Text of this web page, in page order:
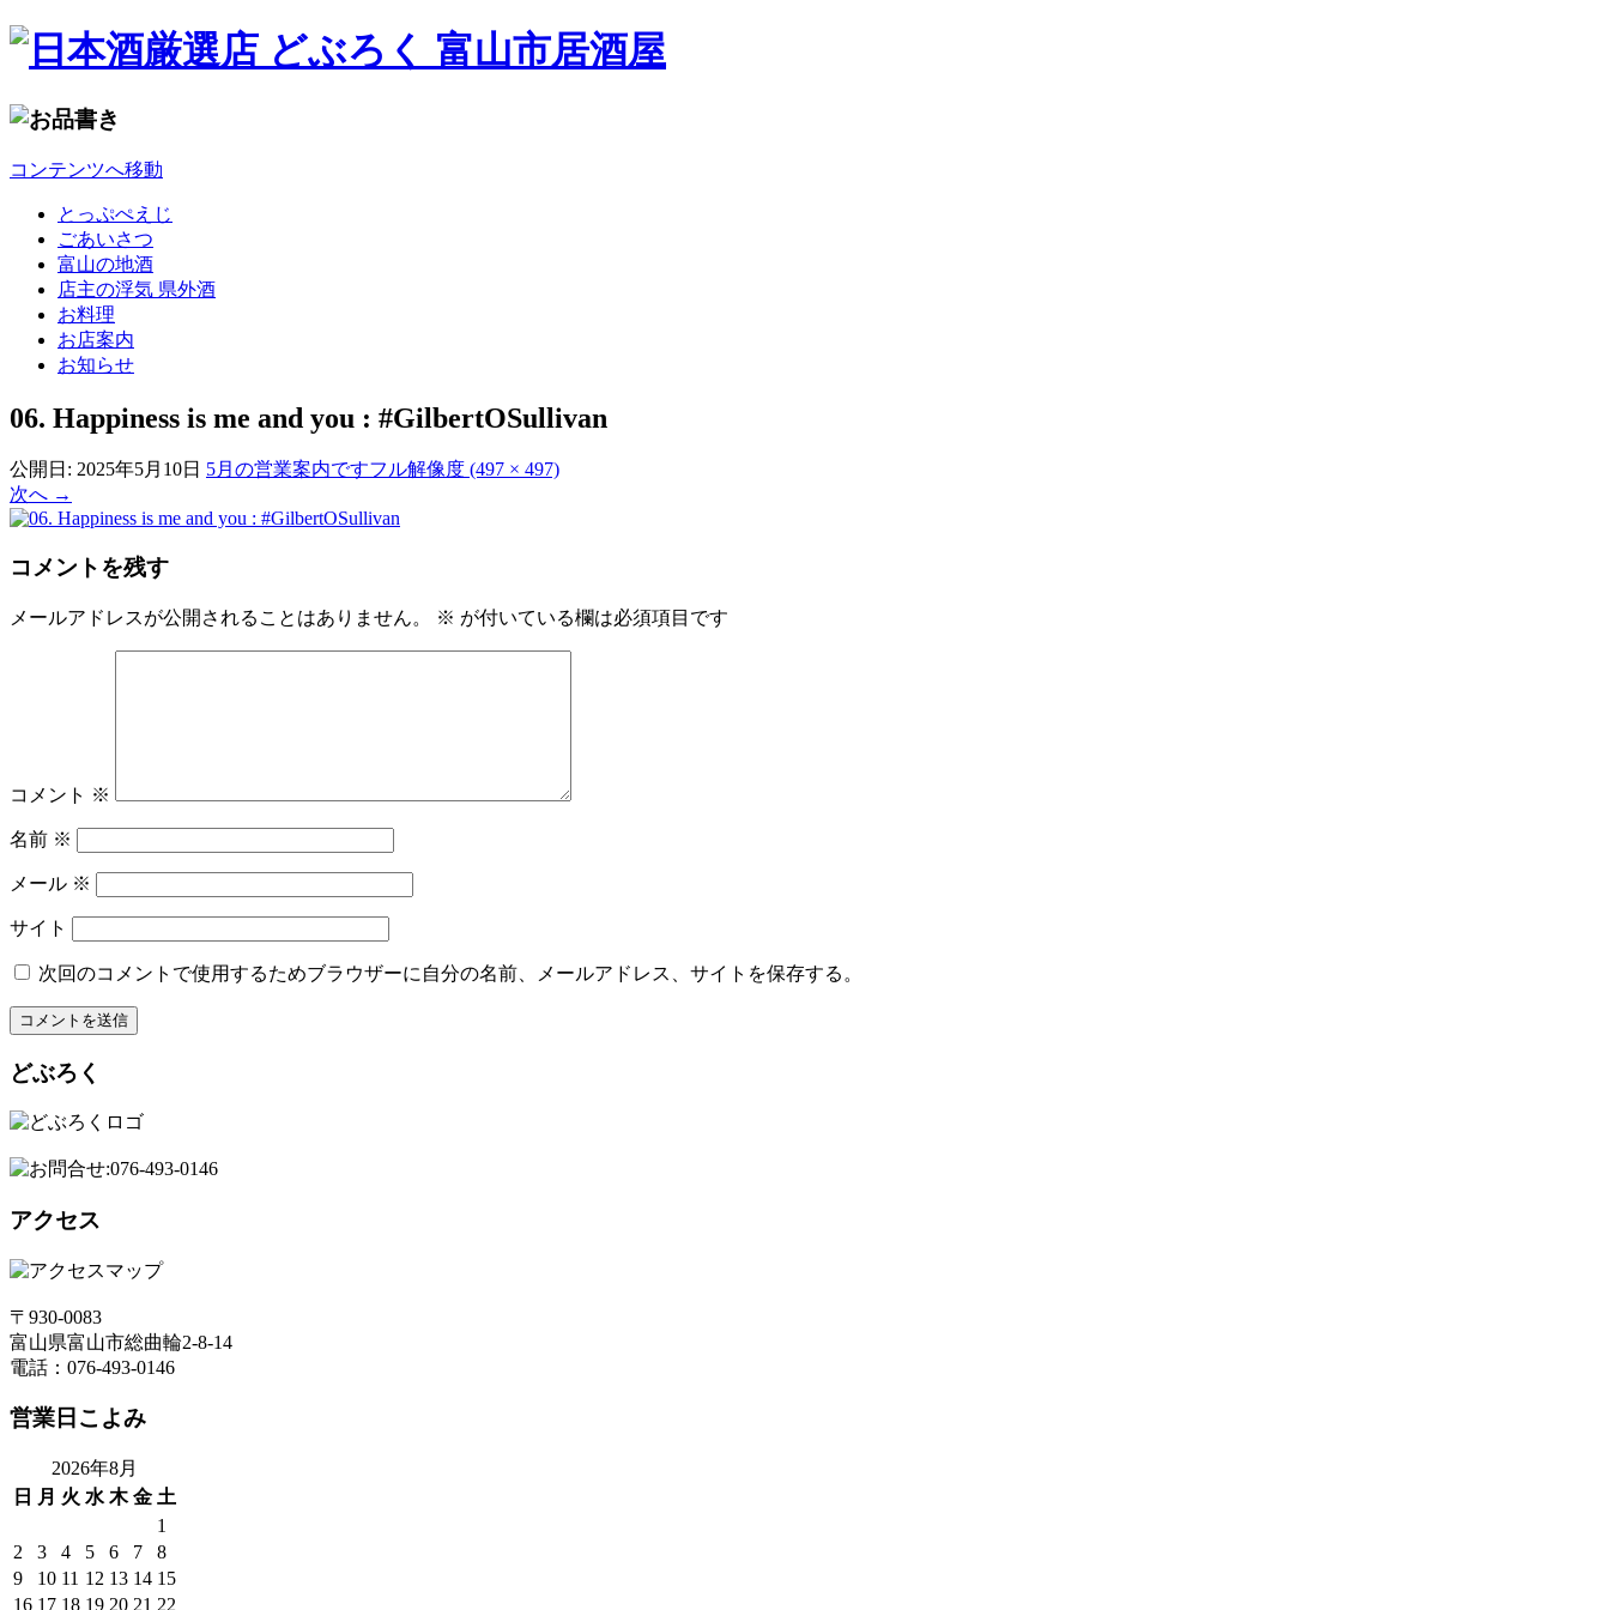
コンテンツへ移動
とっぷぺえじ
ごあいさつ
富山の地酒
店主の浮気 県外酒
お料理
お店案内
お知らせ
06. Happiness is me and you : #GilbertOSullivan
公開日: 2025年5月10日 5月の営業案内ですフル解像度 (497 × 497)
次へ →
コメントを残す
メールアドレスが公開されることはありません。 ※ が付いている欄は必須項目です
コメント ※
名前 ※
メール ※
サイト
次回のコメントで使用するためブラウザーに自分の名前、メールアドレス、サイトを保存する。
どぶろく
アクセス
〒930-0083
富山県富山市総曲輪2-8-14
電話：076-493-0146
営業日こよみ
2026年8月
日
月 火 水 木 金 土
1
2
3 4 5 6 7
8
9
10 11 12 13 14 15
16 17 18 19 20 21 22